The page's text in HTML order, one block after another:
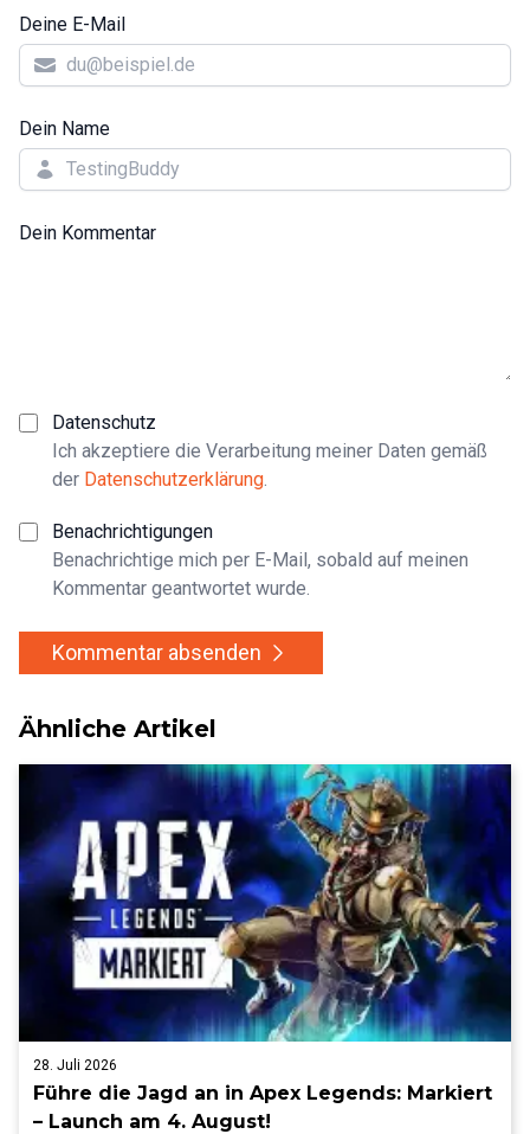
Deine E-Mail
Dein Name
Dein Kommentar
Datenschutz
Ich akzeptiere die Verarbeitung meiner Daten gemäß
der Datenschutzerklärung.
Benachrichtigungen
Benachrichtige mich per E-Mail, sobald auf meinen
Kommentar geantwortet wurde.
Kommentar absenden
Ähnliche Artikel
28. Juli 2026
Führe die Jagd an in Apex Legends: Markiert
– Launch am 4. August!